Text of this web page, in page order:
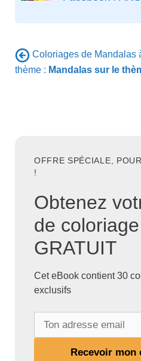
Coloriages de Mandalas
thème : Mandalas sur le
OFFRE SPÉCIALE,
!
Obtenez
de
GRATUIT
Cet eBook contient 30
exclusifs
Recevoir mon